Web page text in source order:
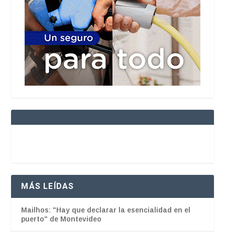
MÁS LEÍDAS
Mailhos: "Hay que declarar la esencialidad en el
puerto" de Montevideo